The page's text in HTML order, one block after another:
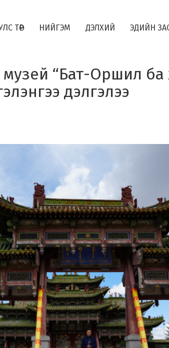
ТӨР НИЙГЭМ ДЭЛХИЙ ЭДИЙН
“Бат-Оршил ба
дэлгэлээ